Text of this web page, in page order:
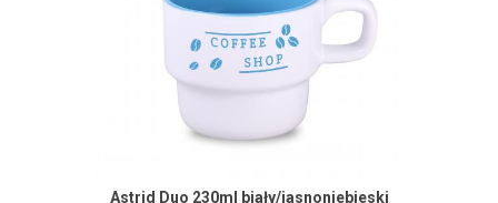
Astrid Duo 230ml biały/jasnoniebieski